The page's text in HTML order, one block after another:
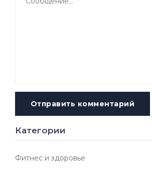
Отправить комментарий
Категории
Фитнес и здоровье